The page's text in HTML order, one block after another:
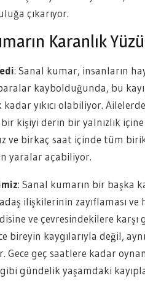
çıkarıyor.
Karanlık
: Sanal kumar, insanların
kaybolduğunda, bu
kadar yıkıcı olabiliyor.
kişiyi derin bir yalnızlık
ve birkaç saat içinde tüm
yaralar açabiliyor.
: Sanal kumarın bir başka
ilişkilerinin zayıflaması
ve çevresindekilere karşı
bireyin kaygılarıyla değil,
Gece geç saatlere kadar
gündelik yaşamdaki